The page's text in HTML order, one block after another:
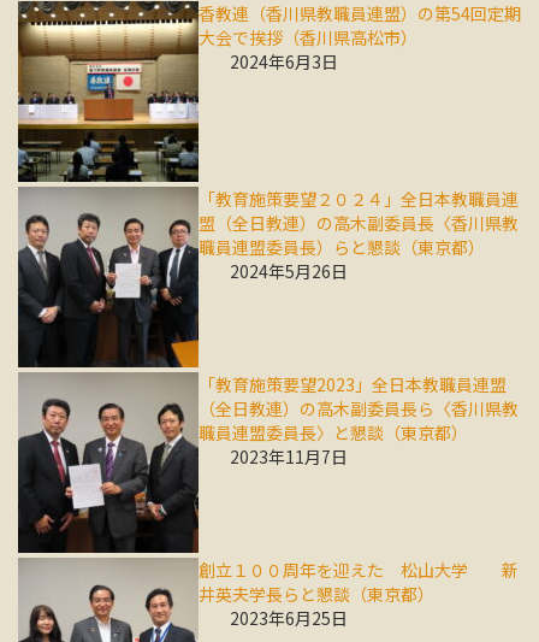
香教連（香川県教職員連盟）の第54回定期
大会で挨拶（香川県高松市）
2024年6月3日
「教育施策要望２０２４」全日本教職員連
盟（全日教連）の高木副委員長〈香川県教
職員連盟委員長）らと懇談（東京都）
2024年5月26日
「教育施策要望2023」全日本教職員連盟
（全日教連）の高木副委員長ら〈香川県教
職員連盟委員長〉と懇談（東京都）
2023年11月7日
創立１００周年を迎えた 松山大学 新
井英夫学長らと懇談（東京都）
2023年6月25日